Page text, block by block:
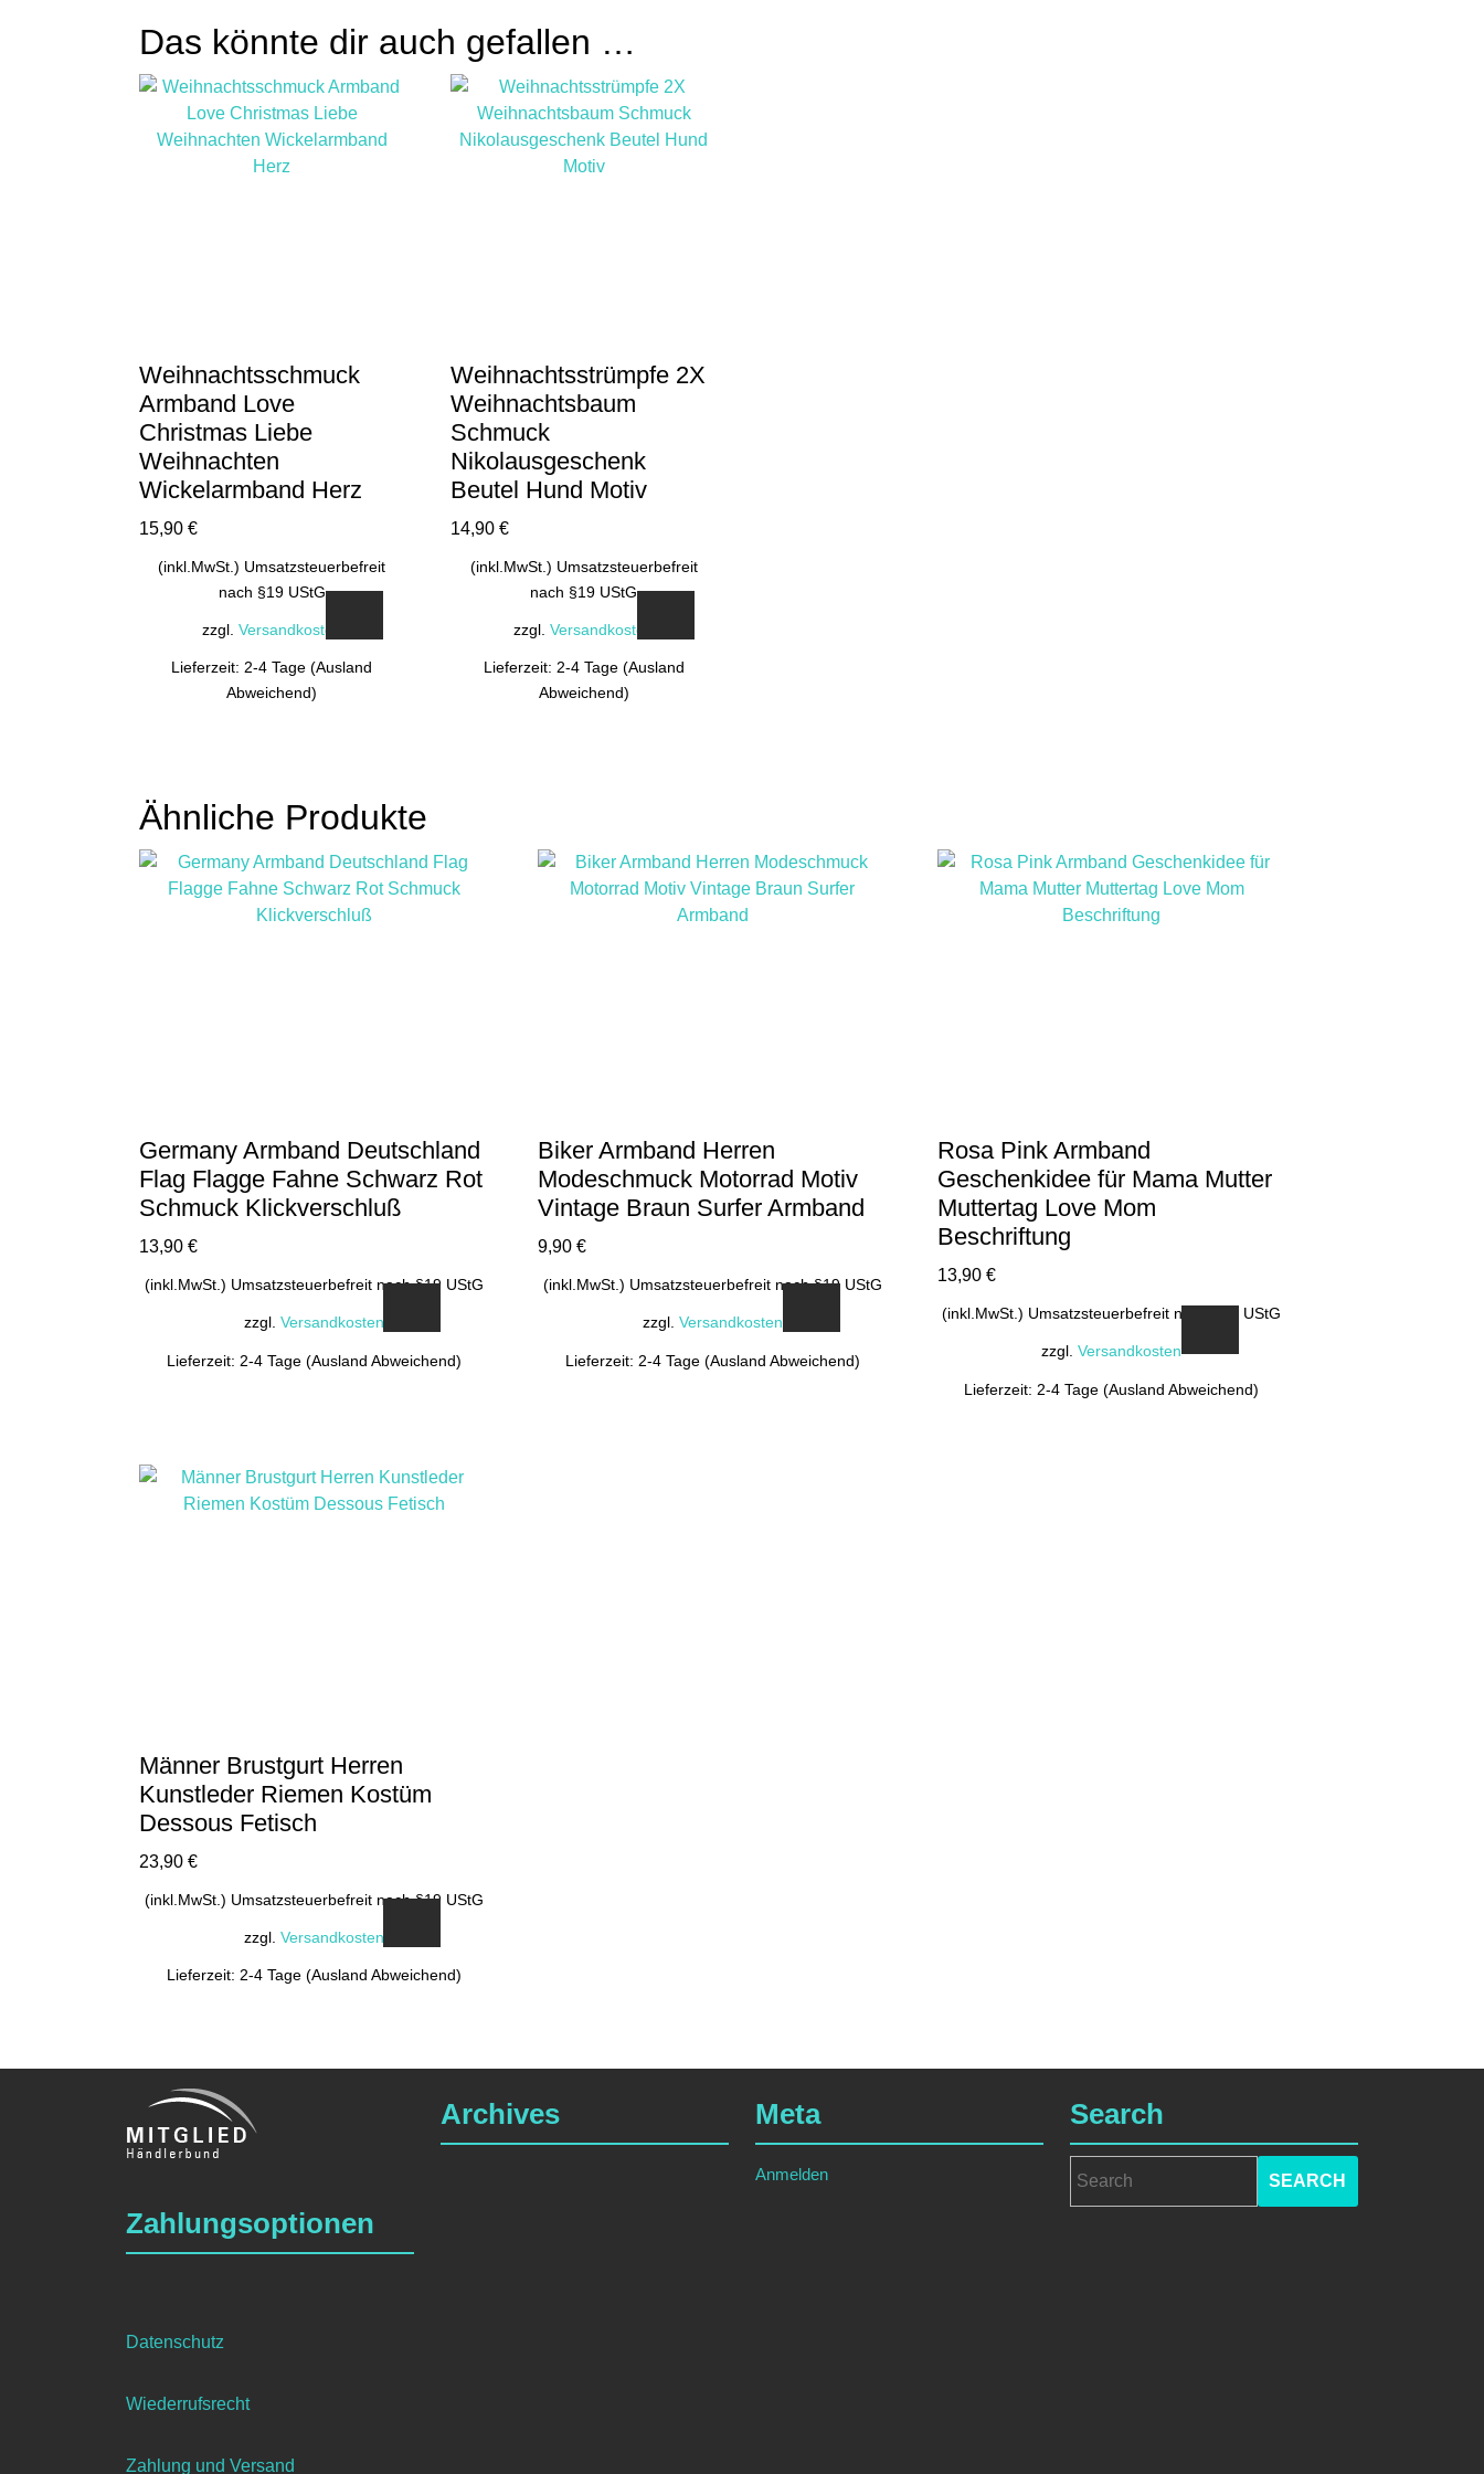
Das könnte dir auch gefallen …
Weihnachtsschmuck
Armband Love
Christmas Liebe
Weihnachten
Wickelarmband Herz
15,90 €
(inkl.MwSt.) Umsatzsteuerbefreit
nach §19 UStG
zzgl. Versandkosten
Lieferzeit: 2-4 Tage (Ausland
Abweichend)
Weihnachtsstrümpfe 2X
Weihnachtsbaum
Schmuck
Nikolausgeschenk
Beutel Hund Motiv
14,90€
(inkl.MwSt.) Umsatzsteuerbefreit
nach §19 UStG
zzgl.Versandkosten
Lieferzeit: 2-4 Tage (Ausland
Abweichend)
Ähnliche Produkte
Germany Armband Deutschland
Flag Flagge Fahne Schwarz Rot
Schmuck Klickverschluß
13,90 €
(inkl.MwSt.) Umsatzsteuerbefreit nach §19 UStG
zzgl. Versandkosten
Lieferzeit: 2-4 Tage (Ausland Abweichend)
Biker Armband Herren
Modeschmuck Motorrad Motiv
Vintage Braun Surfer Armband
9,90€
(inkl.MwSt.) Umsatzsteuerbefreit nach §19 UStG
zzgl. Versandkosten
Lieferzeit: 2-4 Tage (Ausland Abweichend)
Rosa Pink Armband
Geschenkidee für Mama Mutter
Muttertag Love Mom
Beschriftung
13,90 €
(inkl.MwSt.) Umsatzsteuerbefreit nach §19 UStG
zzgl.Versandkosten
Lieferzeit: 2-4 Tage (Ausland Abweichend)
Männer Brustgurt Herren
Kunstleder Riemen Kostüm
Dessous Fetisch
23,90 €
(inkl.MwSt.) Umsatzsteuerbefreit nach §19 UStG
zzgl. Versandkosten
Lieferzeit: 2-4 Tage (Ausland Abweichend)
Zahlungsoptionen
Datenschutz
Wiederrufsrecht
Zahlung und Versand
Archives Meta
Anmelden
Search